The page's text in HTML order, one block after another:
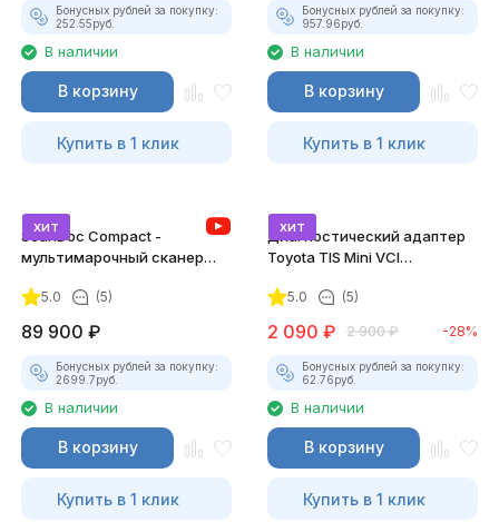
Бонусных рублей за покупку:
252.55руб.
В наличии
В корзину
Купить в 1 клик
Бонусных рублей за покупку:
957.96руб.
В наличии
В корзину
Купить в 1 клик
хит
ScanDoc Compact -
мультимарочный сканер
5.0 (5)
89 900 ₽
Бонусных рублей за покупку:
2699.7руб.
В наличии
В корзину
Купить в 1 клик
хит
Диагностический адаптер
Toyota TIS Mini VCI
5.0 (5)
2 090 ₽ 2 900 ₽ -28%
Бонусных рублей за покупку:
62.76руб.
В наличии
В корзину
Купить в 1 клик